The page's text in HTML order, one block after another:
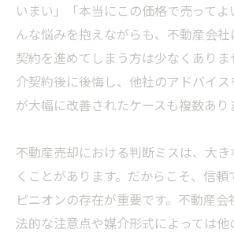
いまい」「本当にこの価格で売って
んな悩みを抱えながらも、不動産会
契約を進めてしまう方は少なくあり
介契約後に後悔し、他社のアドバイ
が大幅に改善されたケースも複数あり
不動産売却における判断ミスは、大
くことがあります。だからこそ、信
ピニオンの存在が重要です。不動産会
法的な注意点や媒介形式によっては他